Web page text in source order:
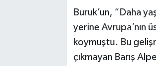
Buruk’un, “Daha
yerine Avrupa’nın
koymuştu. Bu
çıkmayan Barış